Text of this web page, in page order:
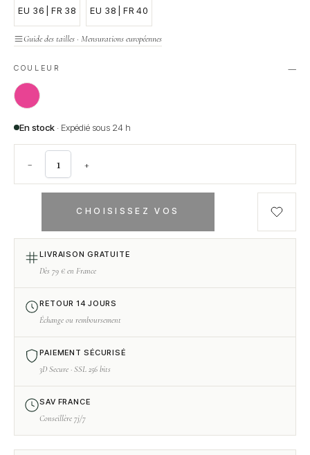
EU 36 | FR 38 EU 38 | FR 40
Guide des tailles · Mensurations européennes
COULEUR —
En stock · Expédié sous 24 h
− +
CHOISISSEZ VOS
LIVRAISON GRATUITE
Dès 79 € en France
RETOUR 14 JOURS
Échange ou remboursement
PAIEMENT SÉCURISÉ
3D Secure · SSL 256 bits
SAV FRANCE
Conseillère 7j/7